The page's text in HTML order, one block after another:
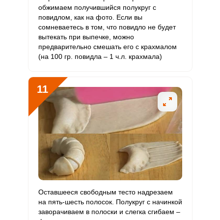
обжимаем получившийся полукруг с
повидлом, как на фото. Если вы
сомневаетесь в том, что повидло не будет
вытекать при выпечке, можно
предварительно смешать его с крахмалом
(на 100 гр. повидла – 1 ч.л. крахмала)
11
Оставшееся свободным тесто надрезаем
на пять-шесть полосок. Полукруг с начинкой
заворачиваем в полоски и слегка сгибаем –
Войдите
с помощью социальных сетей:
или
ШАГ1 ИЗ 16
Чтобы приготовить рогалики с повидлом из дрожжевого
Сообщить об ошибке